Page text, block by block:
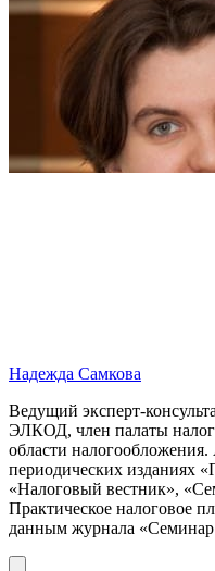
Надежда Самкова
Ведущий эксперт-
ЭЛКОД, член палаты
области налогообложения.
периодических изданиях
«Налоговый вестник»,
Практическое налоговое
данным журнала «Семинар